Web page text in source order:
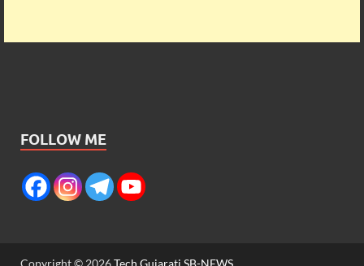
FOLLOW ME
Copyright © 2026Tech Gujarati SB-NEWS